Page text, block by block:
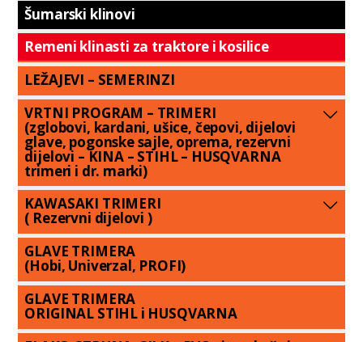
Šumarski klinovi
Remeni klinasti za traktore i kosilice
LEŽAJEVI – SEMERINZI
VRTNI PROGRAM – TRIMERI
(zglobovi, kardani, ušice, čepovi, dijelovi
glave, pogonske sajle, oprema, rezervni
dijelovi – KINA – STIHL – HUSQVARNA
trimeri i dr. marki)
KAWASAKI TRIMERI
( Rezervni dijelovi )
GLAVE TRIMERA
(Hobi, Univerzal, PROFI)
GLAVE TRIMERA
ORIGINAL STIHL i HUSQVARNA